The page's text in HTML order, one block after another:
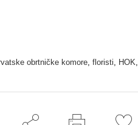
obrtničke komore, floristi, HOK,